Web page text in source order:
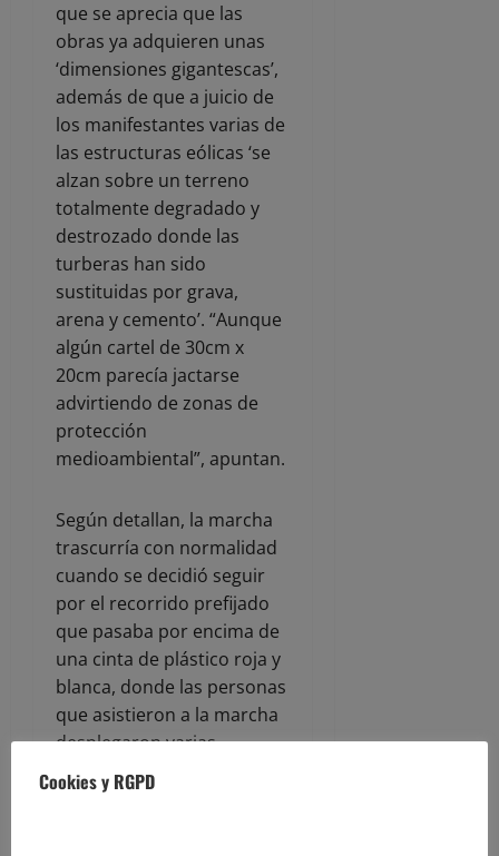
que se aprecia que las
obras ya adquieren unas
‘dimensiones gigantescas’,
además de que a juicio de
los manifestantes varias de
las estructuras eólicas ‘se
alzan sobre un terreno
totalmente degradado y
destrozado donde las
turberas han sido
sustituidas por grava,
arena y cemento’. “Aunque
algún cartel de 30cm x
20cm parecía jactarse
advirtiendo de zonas de
protección
medioambiental”, apuntan.
Según detallan, la marcha
trascurría con normalidad
cuando se decidió seguir
por el recorrido prefijado
que pasaba por encima de
una cinta de plástico roja y
blanca, donde las personas
que asistieron a la marcha
desplegaron varias
pancartas y se realizaron
varias fotografías, y en ese
Cookies y RGPD